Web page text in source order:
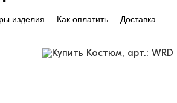
изделия Как оплатить Доставка